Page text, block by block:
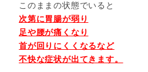
このままの状態でいると
次第に胃腸が弱り
足や腰が痛くなり
首が回りにくくなるなど
不快な症状が出てきます。